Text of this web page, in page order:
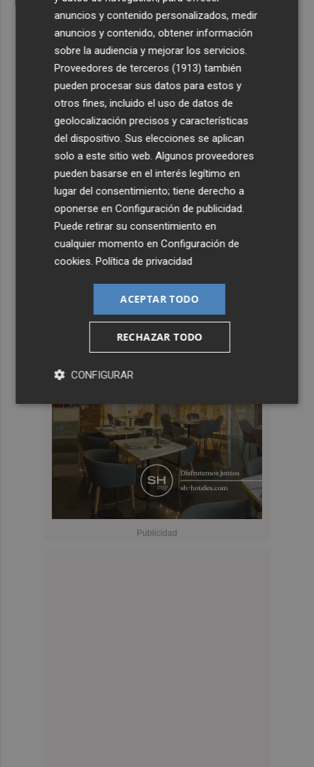
anuncios y contenido personalizados, medir
anuncios y contenido, obtener información
sobre la audiencia y mejorar los servicios.
Proveedores de terceros (1913) también
pueden procesar sus datos para estos y
otros fines, incluido el uso de datos de
geolocalización precisos y características
del dispositivo. Sus elecciones se aplican
solo a este sitio web. Algunos proveedores
pueden basarse en el interés legítimo en
lugar del consentimiento; tiene derecho a
oponerse enConfiguración de publicidad
Puede retirar su consentimiento en
cualquier momento enConfiguración de
cookies .Política de privacidad
ACEPTAR TODO
RECHAZAR TODO
CONFIGURAR